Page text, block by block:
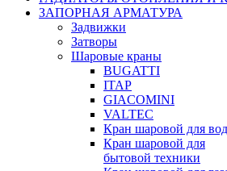
ЗАПОРНАЯ АРМАТУРА
Задвижки
Затворы
Шаровые краны
BUGATTI
ITAP
GIACOMINI
VALTEC
Кран шаровой для
Кран шаровой для
бытовой техники